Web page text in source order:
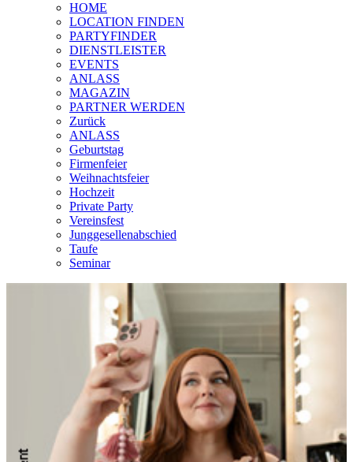
HOME
LOCATION FINDEN
PARTYFINDER
DIENSTLEISTER
EVENTS
ANLASS
MAGAZIN
PARTNER WERDEN
Zurück
ANLASS
Geburtstag
Firmenfeier
Weihnachtsfeier
Hochzeit
Private Party
Vereinsfest
Junggesellenabschied
Taufe
Seminar